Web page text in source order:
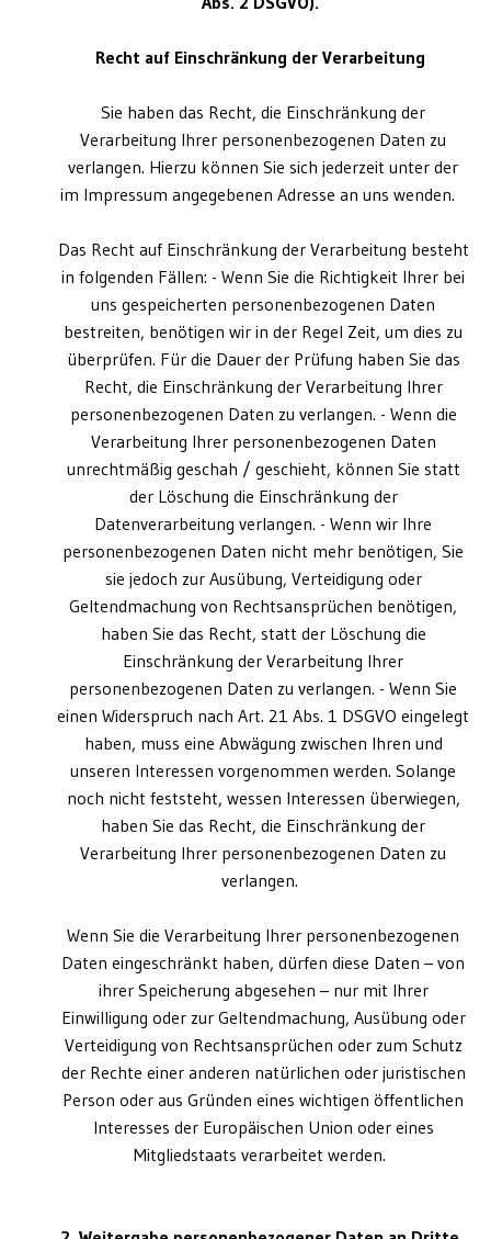
Recht auf Einschränkung der Verarbeitung
Sie haben das Recht, die Einschränkung der
Verarbeitung Ihrer personenbezogenen Daten zu
verlangen. Hierzu können Sie sich jederzeit unter der
im Impressum angegebenen Adresse an uns wenden.
Das Recht auf Einschränkung der Verarbeitung besteht
in folgenden Fällen: - Wenn Sie die Richtigkeit Ihrer bei
uns gespeicherten personenbezogenen Daten
bestreiten, benötigen wir in der Regel Zeit, um dies zu
überprüfen. Für die Dauer der Prüfung haben Sie das
Recht, die Einschränkung der Verarbeitung Ihrer
personenbezogenen Daten zu verlangen. - Wenn die
Verarbeitung Ihrer personenbezogenen Daten
unrechtmäßig geschah / geschieht, können Sie statt
der Löschung die Einschränkung der
Datenverarbeitung verlangen. - Wenn wir Ihre
personenbezogenen Daten nicht mehr benötigen, Sie
sie jedoch zur Ausübung, Verteidigung oder
Geltendmachung von Rechtsansprüchen benötigen,
haben Sie das Recht, statt der Löschung die
Einschränkung der Verarbeitung Ihrer
personenbezogenen Daten zu verlangen. - Wenn Sie
einen Widerspruch nach Art. 21 Abs. 1 DSGVO eingelegt
haben, muss eine Abwägung zwischen Ihren und
unseren Interessen vorgenommen werden. Solange
noch nicht feststeht, wessen Interessen überwiegen,
haben Sie das Recht, die Einschränkung der
Verarbeitung Ihrer personenbezogenen Daten zu
verlangen.
Wenn Sie die Verarbeitung Ihrer personenbezogenen
Daten eingeschränkt haben, dürfen diese Daten – von
ihrer Speicherung abgesehen – nur mit Ihrer
Einwilligung oder zur Geltendmachung, Ausübung oder
Verteidigung von Rechtsansprüchen oder zum Schutz
der Rechte einer anderen natürlichen oder juristischen
Person oder aus Gründen eines wichtigen öffentlichen
Interesses der Europäischen Union oder eines
Mitgliedstaats verarbeitet werden.